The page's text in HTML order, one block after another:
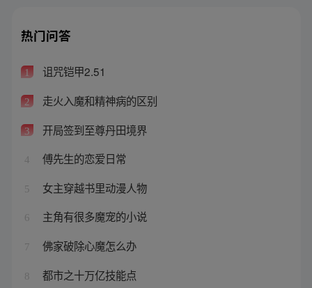
热门问答
1 诅咒铠甲2.51
2 走火入魔和精神病的区别
3 开局签到至尊丹田境界
4 傅先生的恋爱日常
5 女主穿越书里动漫人物
6 主角有很多魔宠的小说
7 佛家破除心魔怎么办
8 都市之十万亿技能点